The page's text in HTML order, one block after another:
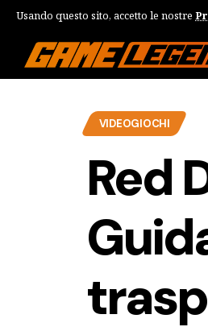
Usando questo sito, accetto le nostre
VIDEOGIOCHI
Red